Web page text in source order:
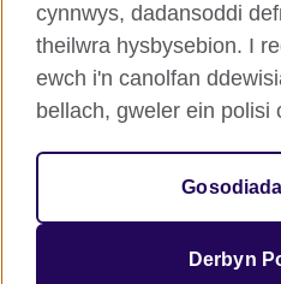
Hygyrchedd
© 2026 British Council
Sefydliad rhyngwladol y Deyrnas
cynnwys, dadansoddi
theilwra hysbysebion. I
ewch i'n canolfan
bellach, gweler ein polisi
Derbyn